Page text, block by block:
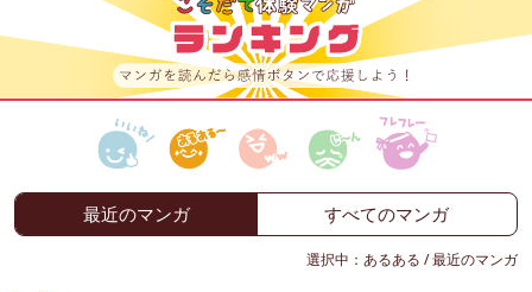
最近のマンガ すべてのマンガ
選択中： あるある /最近のマンガ